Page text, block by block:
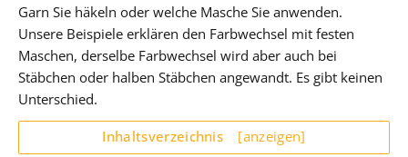
Garn Sie häkeln oder welche Masche Sie anwenden.
Unsere Beispiele erklären den Farbwechsel mit festen
Maschen, derselbe Farbwechsel wird aber auch bei
Stäbchen oder halben Stäbchen angewandt. Es gibt keinen
Unterschied.
Inhaltsverzeichnis [anzeigen]